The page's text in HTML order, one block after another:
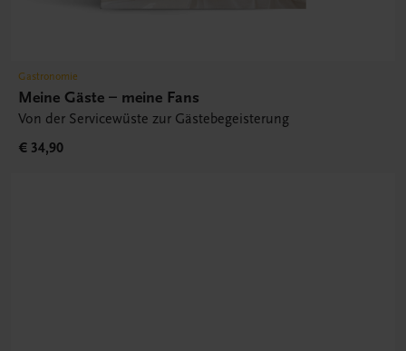
Gastronomie
Meine Gäste – meine Fans
Von der Servicewüste zur Gästebegeisterung
€ 34,90